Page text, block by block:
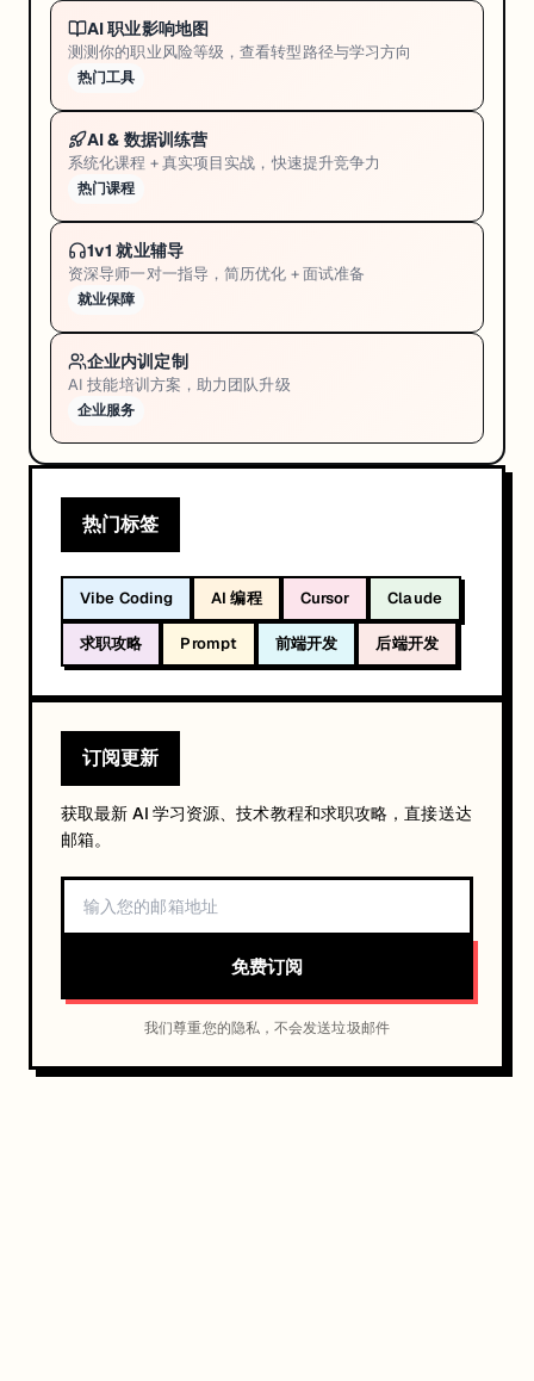
AI 职业影响地图
测测你的职业风险等级，查看转型路径与学习方向
热门工具
AI & 数据训练营
系统化课程 + 真实项目实战，快速提升竞争力
热门课程
1v1 就业辅导
资深导师一对一指导，简历优化 + 面试准备
就业保障
企业内训定制
AI 技能培训方案，助力团队升级
企业服务
热门标签
Vibe Coding AI 编程 Cursor Claude
求职攻略 Prompt 前端开发 后端开发
订阅更新
获取最新 AI 学习资源、技术教程和求职攻略，直接送达
邮箱。
免费订阅
我们尊重您的隐私，不会发送垃圾邮件